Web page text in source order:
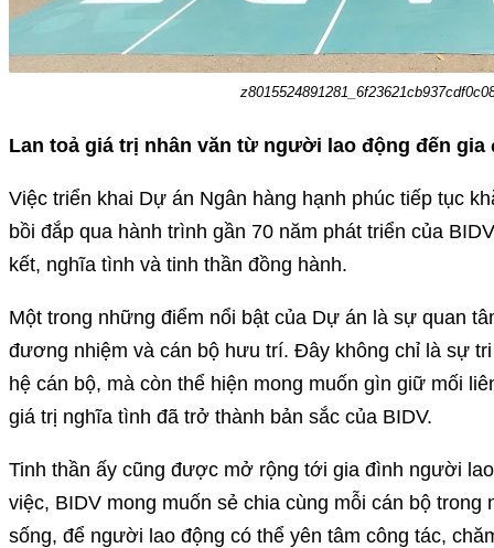
Lan toả giá trị nhân văn từ người lao động đến gia
Việc triển khai Dự án Ngân hàng hạnh phúc tiếp tục
bồi đắp qua hành trình gần 70 năm phát triển của
kết, nghĩa tình và tinh thần đồng hành.
Một trong những điểm nổi bật của Dự án là sự quan
đương nhiệm và cán bộ hưu trí. Đây không chỉ là sự
hệ cán bộ, mà còn thể hiện mong muốn gìn giữ mối
giá trị nghĩa tình đã trở thành bản sắc của BIDV.
Tinh thần ấy cũng được mở rộng tới gia đình người
việc, BIDV mong muốn sẻ chia cùng mỗi cán bộ
sống, để người lao động có thể yên tâm công tác,